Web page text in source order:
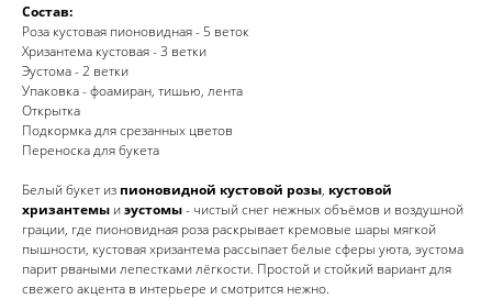
Состав:
Роза кустовая пионовидная - 5 веток
Хризантема кустовая - 3 ветки
Эустома - 2 ветки
Упаковка - фоамиран, тишью, лента
Открытка
Подкормка для срезанных цветов
Переноска для букета
Белый букет из пионовидной кустовой розы, кустовой
хризантемы иэустомы- чистый снег нежных объёмов и воздушной
грации, где пионовидная роза раскрывает кремовые шары мягкой
пышности, кустовая хризантема рассыпает белые сферы уюта, эустома
парит рваными лепестками лёгкости. Простой и стойкий вариант для
свежего акцента в интерьере и смотрится нежно.